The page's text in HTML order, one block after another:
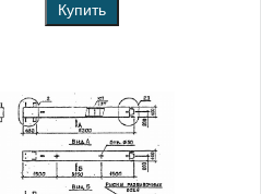
Купить